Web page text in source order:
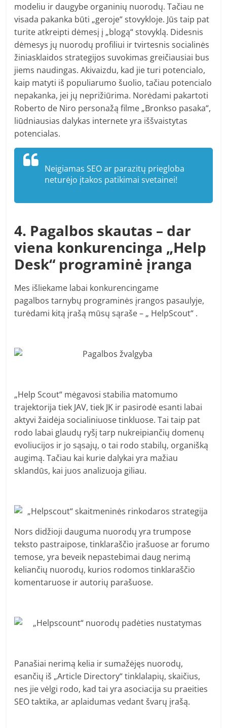
modeliu ir daugybe organinių nuorodų. Tačiau ne
visada pakanka būti „geroje“ stovykloje. Jūs taip pat
turite atkreipti dėmesį į „blogą“ stovyklą. Didesnis
dėmesys jų nuorodų profiliui ir tvirtesnis socialinės
žiniasklaidos strategijos suvokimas greičiausiai bus
jiems naudingas. Akivaizdu, kad jie turi potencialo,
kaip matyti iš populiarumo šuolio, tačiau potencialo
nepakanka, jei jų neprižiūrima. Norėdami pakartoti
Roberto de Niro personažą filme „Bronkso pasaka“,
liūdniausias dalykas internete yra iššvaistytas
potencialas.
Neigiamas SEO ar parazitų priegloba
neturėjo įtakos patikimai svetainei!
4. Pagalbos skautas – dar
viena konkurencinga „Help
Desk“ programinė įranga
Mes išliekame labai konkurencingame
pagalbos tarnybų programinės įrangos pasaulyje,
turėdami kitą įrašą mūsų sąraše – „ HelpScout“ .
„Help Scout“ mėgavosi stabilia matomumo
trajektorija tiek JAV, tiek JK ir pasirodė esanti labai
aktyvi žaidėja socialiniuose tinkluose. Tai taip pat
rodo labai glaudų ryšį tarp nukreipiančių domenų
evoliucijos ir jo sąsajų, o tai rodo stabilų, organišką
augimą. Tačiau kai kurie dalykai yra mažiau
sklandūs, kai juos analizuoja giliau.
Nors didžioji dauguma nuorodų yra trumpose
teksto pastraipose, tinklaraščio įrašuose ar forumo
temose, yra beveik nepastebimai daug nerimą
keliančių nuorodų, kurios rodomos tinklaraščio
komentaruose ir autorių parašuose.
Panašiai nerimą kelia ir sumažėjęs nuorodų,
esančių iš „Article Directory“ tinklalapių, skaičius,
nes jie vėlgi rodo, kad tai yra asociacija su praeities
SEO taktika, ar aplaidumas vedant švarų įrašą.